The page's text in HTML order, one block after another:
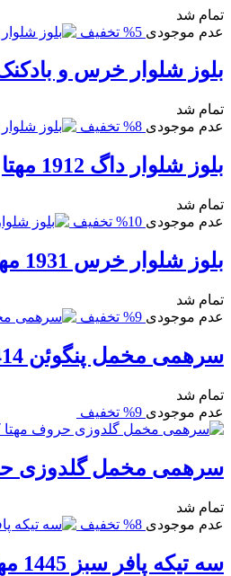
تمام شد
عدم موجودی 5% تخفیف
بلوز شلوار خرس و بادکنک 1926
تمام شد
عدم موجودی 8% تخفیف
بلوز شلوار داگ 1912 مهتا
تمام شد
عدم موجودی 10% تخفیف
بلوز شلوار خرس 1931 مهتا
تمام شد
عدم موجودی 9% تخفیف
سرهمی مخمل پنگوئن 1414 مهتا
تمام شد
عدم موجودی 9% تخفیف
سرهمی مخمل گلدوزی حروف
تمام شد
عدم موجودی 8% تخفیف
سه تیکه پافر سبز 1445 مهتا